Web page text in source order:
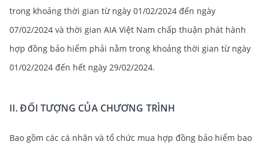
trong khoảng thời gian từ ngày 01/02/2024 đến ngày
07/02/2024 và thời gian AIA Việt Nam chấp thuận phát hành
hợp đồng bảo hiểm phải nằm trong khoảng thời gian từ ngày
01/02/2024 đến hết ngày 29/02/2024.
II. ĐỐI TƯỢNG CỦA CHƯƠNG TRÌNH
Bao gồm các cá nhân và tổ chức mua hợp đồng bảo hiểm bao